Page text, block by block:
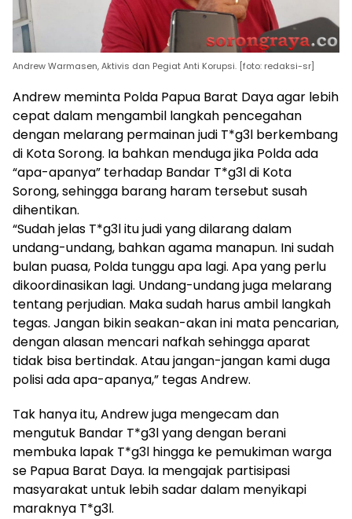
Andrew Warmasen, Aktivis dan Pegiat Anti Korupsi. [foto: redaksi-sr]
Andrew meminta Polda Papua Barat Daya agar lebih
cepat dalam mengambil langkah pencegahan
dengan melarang permainan judi T*g3l berkembang
di Kota Sorong. Ia bahkan menduga jika Polda ada
“apa-apanya” terhadap Bandar T*g3l di Kota
Sorong, sehingga barang haram tersebut susah
dihentikan.
“Sudah jelas T*g3l itu judi yang dilarang dalam
undang-undang, bahkan agama manapun. Ini sudah
bulan puasa, Polda tunggu apa lagi. Apa yang perlu
dikoordinasikan lagi. Undang-undang juga melarang
tentang perjudian. Maka sudah harus ambil langkah
tegas. Jangan bikin seakan-akan ini mata pencarian,
dengan alasan mencari nafkah sehingga aparat
tidak bisa bertindak. Atau jangan-jangan kami duga
polisi ada apa-apanya,” tegas Andrew.
Tak hanya itu, Andrew juga mengecam dan
mengutuk Bandar T*g3l yang dengan berani
membuka lapak T*g3l hingga ke pemukiman warga
se Papua Barat Daya. Ia mengajak partisipasi
masyarakat untuk lebih sadar dalam menyikapi
maraknya T*g3l.